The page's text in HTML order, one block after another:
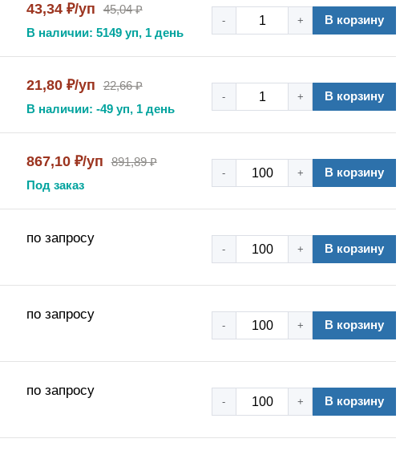
43,34 ₽/уп
45,04 ₽
В наличии: 5149 уп, 1 день
- + В корзину
21,80 ₽/уп
22,66 ₽
В наличии: -49 уп, 1 день
- + В корзину
867,10 ₽/уп
891,89 ₽
Под заказ
- + В корзину
по запросу
- + В корзину
по запросу
- + В корзину
по запросу
- + В корзину